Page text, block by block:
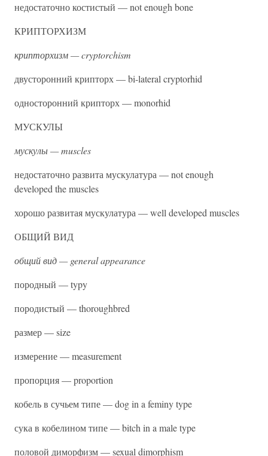
недостаточно костистый — not enough bone
КРИПТОРХИЗМ
крипторхизм — cryptorchism
двусторонний крипторх — bi-lateral cryptorhid
односторонний крипторх — monorhid
МУСКУЛЫ
мускулы — muscles
недостаточно развита мускулатура — not enough
developed the muscles
хорошо развитая мускулатура — well developed muscles
ОБЩИЙ ВИД
общий вид — general appearance
породный — typy
породистый — thoroughbred
размер — size
измерение — measurement
пропорция — proportion
кобель в сучьем типе — dog in a feminy type
сука в кобелином типе — bitch in a male type
половой диморфизм — sexual dimorphism